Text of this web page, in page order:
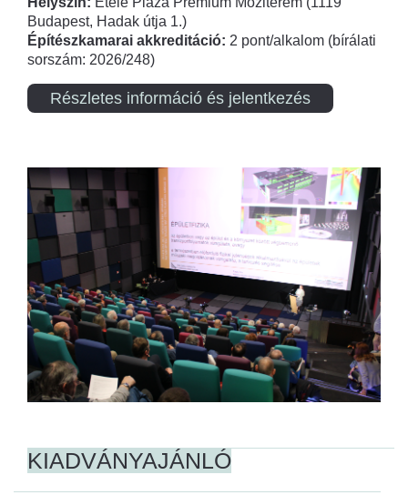
Budapest, Hadak útja 1.)
Építészkamarai akkreditáció: 2 pont/alkalom (bírálati
sorszám: 2026/248)
Részletes információ és jelentkezés
KIADVÁNYAJÁNLÓ